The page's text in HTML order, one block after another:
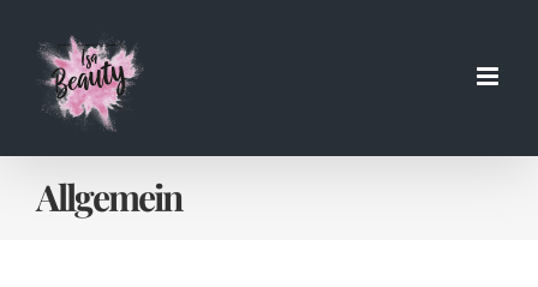
content
Allgemein